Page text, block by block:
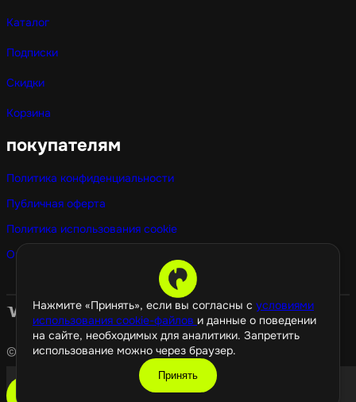
Нажмите «Принять», если вы согласны с условиями
использования cookie-файлов и данные о поведении
на сайте, необходимых для аналитики. Запретить
использование можно через браузер.
Принять
Каталог
Подписки
Скидки
Корзина
покупателям
Политика конфиденциальности
Публичная оферта
Политика использования cookie
Оптовые покупки
© 2026 GamePropaganda